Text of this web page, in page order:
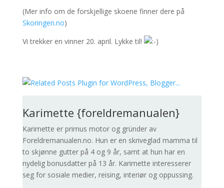
(Mer info om de forskjellige skoene finner dere på
Skoringen.no)
Vi trekker en vinner 20. april. Lykke til!
Karimette {foreldremanualen}
Karimette er primus motor og gründer av
Foreldremanualen.no. Hun er en skriveglad mamma til
to skjønne gutter på 4 og 9 år, samt at hun har en
nydelig bonusdatter på 13 år. Karimette interesserer
seg for sosiale medier, reising, interiør og oppussing.